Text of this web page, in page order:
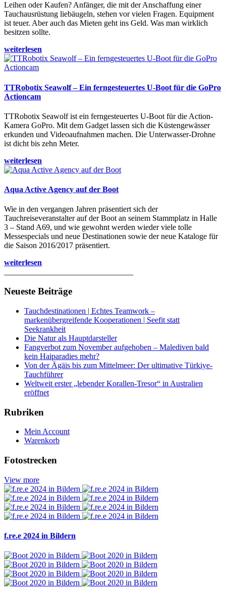
Leihen oder Kaufen? Anfänger, die mit der Anschaffung einer
Tauchausrüstung liebäugeln, stehen vor vielen Fragen. Equipment
ist teuer. Aber auch das Mieten geht ins Geld. Was man wirklich
besitzen sollte.
weiterlesen
TTRobotix Seawolf – Ein ferngesteuertes U-Boot für die GoPro
Actioncam
TTRobotix Seawolf ist ein ferngesteuertes U-Boot für die Action-
Kamera GoPro. Mit dem Gadget lassen sich die Küstengewässer
erkunden und Videoaufnahmen machen. Die Unterwasser-Drohne
ist dicht bis zehn Meter.
weiterlesen
Aqua Active Agency auf der Boot
Wie in den vergangen Jahren präsentiert sich der
Tauchreiseveranstalter auf der Boot an seinem Stammplatz in Halle
3 – Stand A69, und wie gewohnt werden wieder viele tolle
Messespecials und neue Destinationen sowie der neue Kataloge für
die Saison 2016/2017 präsentiert.
weiterlesen
Neueste Beiträge
Tauchdestinationen | Echtes Teamwork –
markenübergreifende Kooperationen | Seefit statt
Seekrankheit
Die Natur als Hauptdarsteller
Fangverbot zum November aufgehoben – Malediven bald
kein Haiparadies mehr?
Von der Ägäis bis zum Mittelmeer: Der ultimative Türkiye-
Tauchführer
Weltweit erster „lebender Korallen-Tresor“ in Australien
eröffnet
Rubriken
Mein Account
Warenkorb
Fotostrecken
View more
f.re.e 2024 in Bildern